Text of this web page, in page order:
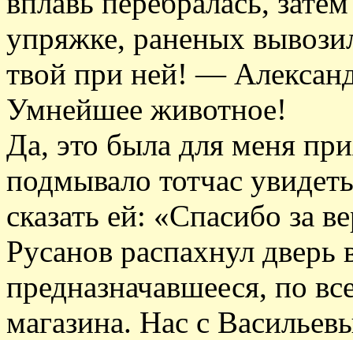
упряжке, раненых
твой при ней! —
Умнейшее животное!
Да, это была для меня
подмывало тотчас
сказать ей: «Спасибо за
Русанов распахнул
предназначавшееся, по
магазина. Нас с